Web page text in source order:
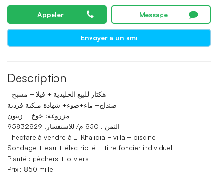
Appeler Message
Envoyer à un ami
Description
1 هكتار للبيع الخليدية + فيلا + مسبح
صنداج+ ماء+ضوء+ شهادة ملكية فردية
مزروعة: خوخ + زيتون
الثمن : 850 م/ للاستفسار: 95832829
1 hectare à vendre à El Khalidia + villa + piscine
Sondage + eau + électricité + titre foncier individuel
Planté : pêchers + oliviers
Prix : 850 mille